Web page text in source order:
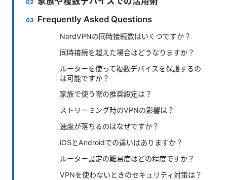
Frequently Asked Questions
NordVPNの同時接続数はいくつですか？
同時接続を超えた場合はどうなりますか？
ルーターを使って複数デバイスを保護するの
は可能ですか？
家族で使う際の推奨設定は？
ストリーミング時のVPNの影響は？
速度が落ちるのはなぜですか？
iOSとAndroidでの違いはありますか？
ルーター設定の難易度はどの程度ですか？
VPNを使わないときのセキュリティ対策は？